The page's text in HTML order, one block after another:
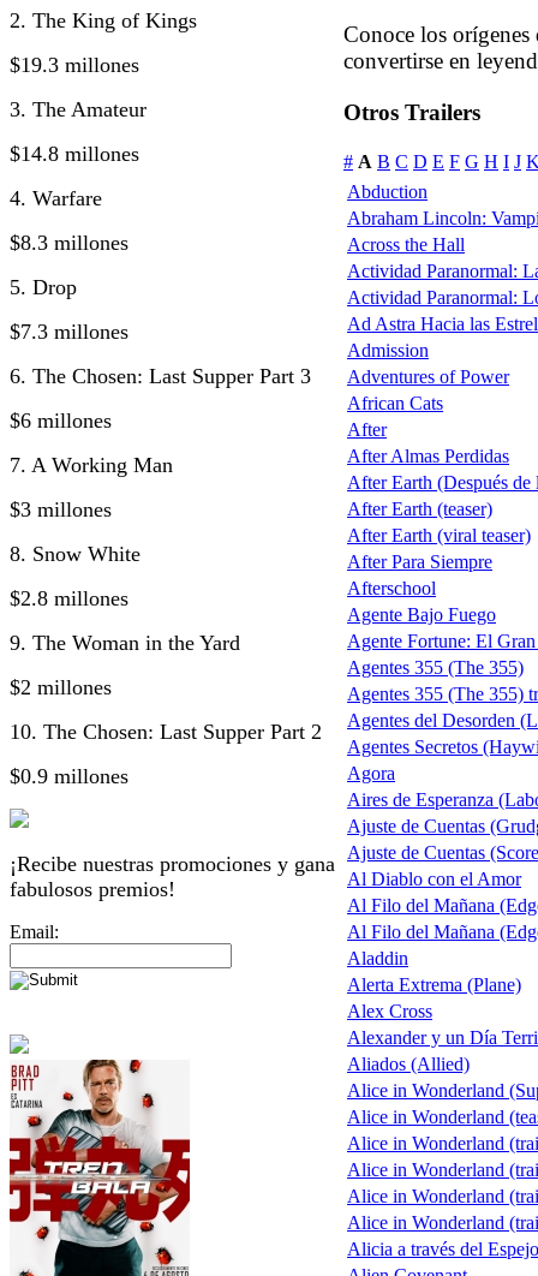
2. The King of Kings
$19.3 millones
3. The Amateur
$14.8 millones
4. Warfare
$8.3 millones
5. Drop
$7.3 millones
6. The Chosen: Last Supper Part 3
$6 millones
7. A Working Man
$3 millones
8. Snow White
$2.8 millones
9. The Woman in the Yard
$2 millones
10. The Chosen: Last Supper Part 2
$0.9 millones
¡Recibe nuestras promociones y gana
fabulosos premios!
Email:
Conoce los orígenes
convertirse en
Otros Trailers
# A B C D E F G H I J
Abduction
Abraham Lincoln:
Across the Hall
Actividad Paranormal:
Actividad Paranormal:
Ad Astra Hacia las
Admission
Adventures of Power
African Cats
After
After Almas Perdidas
After Earth (Después de
After Earth (teaser)
After Earth (viral teaser)
After Para Siempre
Afterschool
Agente Bajo Fuego
Agente Fortune: El
Agentes 355 (The 355)
Agentes 355 (The 355)
Agentes del Desorden
Agentes Secretos
Agora
Aires de Esperanza
Ajuste de Cuentas
Ajuste de Cuentas
Al Diablo con el Amor
Al Filo del Mañana
Al Filo del Mañana
Aladdin
Alerta Extrema (Plane)
Alex Cross
Alexander y un Día
Aliados (Allied)
Alice in Wonderland
Alice in Wonderland
Alice in Wonderland
Alice in Wonderland
Alice in Wonderland
Alice in Wonderland
Alicia a través del